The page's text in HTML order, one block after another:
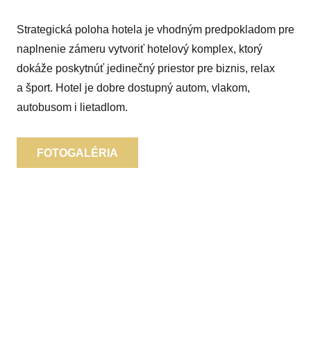
Strategická poloha hotela je vhodným predpokladom pre
naplnenie zámeru vytvoriť hotelový komplex, ktorý
dokáže poskytnúť jedinečný priestor pre biznis, relax
a šport. Hotel je dobre dostupný autom, vlakom,
autobusom i lietadlom.
FOTOGALÉRIA